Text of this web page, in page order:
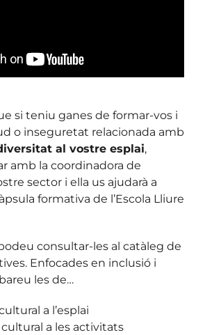
si teniu ganes de formar-vos i
o inseguretat relacionada amb
al vostre esplai,
amb la coordinadora de
sector i ella us ajudarà a
formativa de l’Escola Lliure
consultar-les al catàleg de
Enfocades en inclusió i
les de…
a l’esplai
a les activitats